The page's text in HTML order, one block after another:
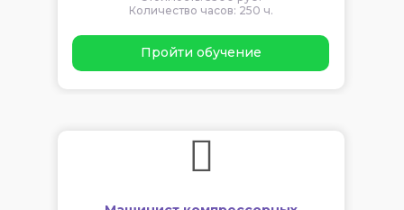
Количество часов: 250 ч.
Пройти обучение